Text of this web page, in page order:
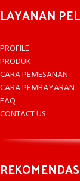
LAYANAN
PROFILE
PRODUK
CARA PEMESANAN
CARA PEMBAYARAN
FAQ
CONTACT US